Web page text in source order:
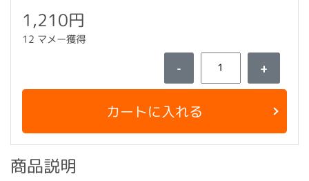
1,210円
12 マメー獲得
- +
カートに入れる
商品説明